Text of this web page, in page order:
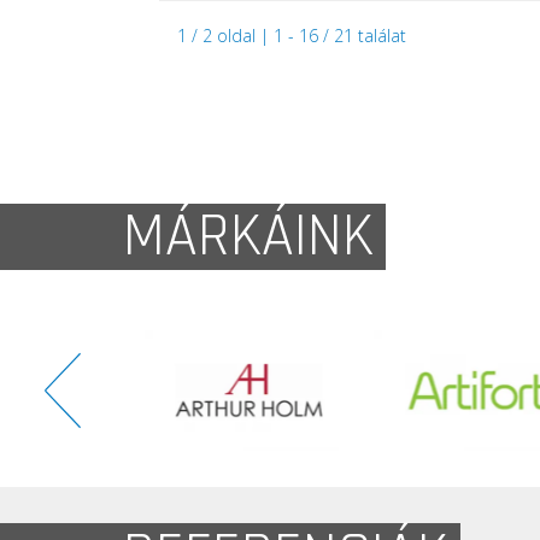
1 / 2 oldal | 1 - 16 / 21 találat
MÁRKÁINK